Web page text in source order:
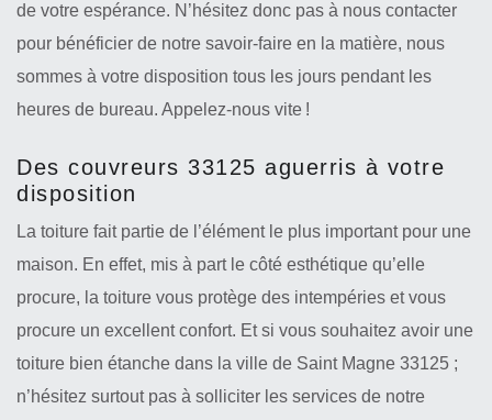
de votre espérance. N’hésitez donc pas à nous contacter
pour bénéficier de notre savoir-faire en la matière, nous
sommes à votre disposition tous les jours pendant les
heures de bureau. Appelez-nous vite !
Des couvreurs 33125 aguerris à votre
disposition
La toiture fait partie de l’élément le plus important pour une
maison. En effet, mis à part le côté esthétique qu’elle
procure, la toiture vous protège des intempéries et vous
procure un excellent confort. Et si vous souhaitez avoir une
toiture bien étanche dans la ville de Saint Magne 33125 ;
n’hésitez surtout pas à solliciter les services de notre